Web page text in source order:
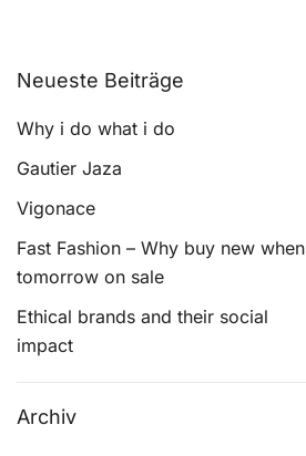
Neueste Beiträge
Why i do what i do
Gautier Jaza
Vigonace
Fast Fashion – Why buy new when
tomorrow on sale
Ethical brands and their social
impact
Archiv